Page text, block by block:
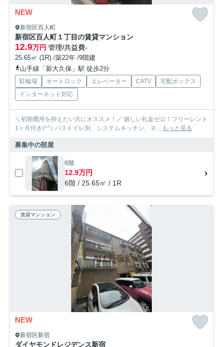
NEW
新宿区百人町
新宿区百人町１丁目の賃貸マンション
12.9万円 管理/共益費-
25.65㎡ (1R) /築22年 /9階建
山手線「新大久保」駅 徒歩2分
駐輪場 オートロック エレベーター CATV
宅配ボックス
インターネット対応
＼初期費用を抑えたい方にオススメ！／ 嬉しい礼金ゼロ！フリーレント
1ヶ月付き(^^♪ バストイレ別、システムキッチン、ネ...
もっと見る
募集中の部屋
6階
12.9万円
6階 / 25.65㎡ / 1R
賃貸マンション
NEW
新宿区新宿
ダイヤモンドレジデンス新宿